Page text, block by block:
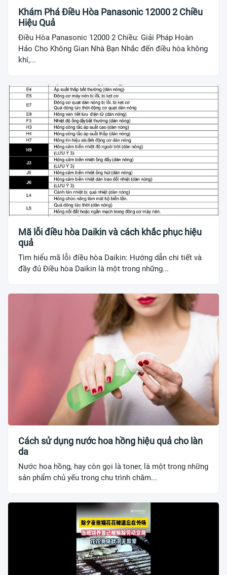
Khám Phá Điều Hòa Panasonic 12000 2 Chiều
Hiệu Quả
Điều Hòa Panasonic 12000 2 Chiều: Giải Pháp Hoàn
Hảo Cho Không Gian Nhà Bạn Nhắc đến điều hòa không
khí,...
Mã lỗi điều hòa Daikin và cách khắc phục hiệu
quả
Tìm hiểu mã lỗi điều hòa Daikin: Hướng dẫn chi tiết và
đầy đủ Điều hòa Daikin là một trong những...
Cách sử dụng nước hoa hồng hiệu quả cho làn
da
Nước hoa hồng, hay còn gọi là toner, là một trong những
sản phẩm chủ yếu trong chu trình chăm...